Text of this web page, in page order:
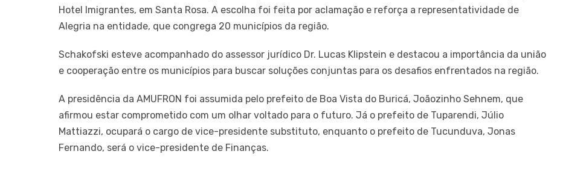
Hotel Imigrantes, em Santa Rosa. A escolha foi feita por aclamação e reforça a representatividade de
Alegria na entidade, que congrega 20 municípios da região.
Schakofski esteve acompanhado do assessor jurídico Dr. Lucas Klipstein e destacou a importância da união
e cooperação entre os municípios para buscar soluções conjuntas para os desafios enfrentados na região.
A presidência da AMUFRON foi assumida pelo prefeito de Boa Vista do Buricá, Joãozinho Sehnem, que
afirmou estar comprometido com um olhar voltado para o futuro. Já o prefeito de Tuparendi, Júlio
Mattiazzi, ocupará o cargo de vice-presidente substituto, enquanto o prefeito de Tucunduva, Jonas
Fernando, será o vice-presidente de Finanças.